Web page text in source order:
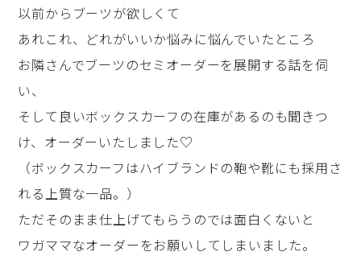
以前からブーツが欲しくて
あれこれ、どれがいいか悩みに悩んでいたところ
お隣さんでブーツのセミオーダーを展開する話を伺
い、
そして良いボックスカーフの在庫があるのも聞きつ
け、オーダーいたしました♡
（ボックスカーフはハイブランドの鞄や靴にも採用さ
れる上質な一品。）
ただそのまま仕上げてもらうのでは面白くないと
ワガママなオーダーをお願いしてしまいました。